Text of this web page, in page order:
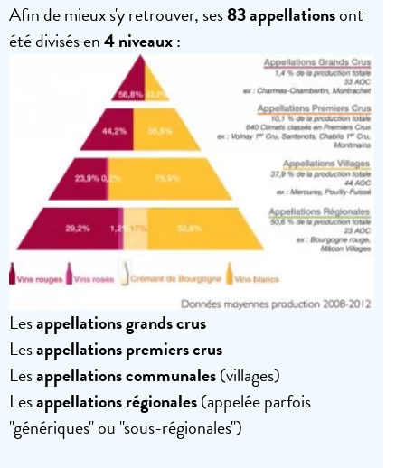
Afin de mieux s'y retrouver, ses83 appellationsont
été divisés en4 niveaux:
Lesappellations grands crus
Lesappellations premiers crus
Lesappellations communales(villages)
Lesappellations régionales(appelée parfois
"génériques" ou "sous-régionales")